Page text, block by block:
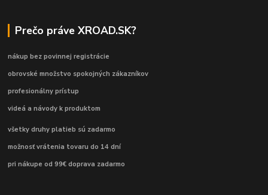
Prečo práve XROAD.SK?
nákup bez povinnej registrácie
obrovské množstvo spokojných zákazníkov
profesionálny prístup
videá a návody k produktom
všetky druhy platieb sú zadarmo
možnosť vrátenia tovaru do 14 dní
pri nákupe od 99€ doprava zadarmo